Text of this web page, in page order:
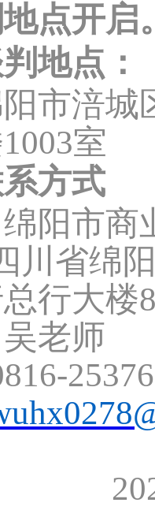
点开启
地点：
市涪
1003室
方式
阳市商
川省绵
行大楼
老师